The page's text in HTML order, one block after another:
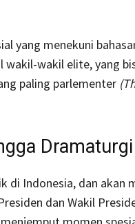
yang menekuni
wakil elite, yang
paling parlementer
Dramaturgi
di Indonesia, dan akan
dan Wakil